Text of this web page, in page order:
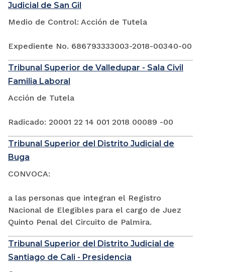
Judicial de San Gil
Medio de Control: Acción de Tutela
Expediente No. 686793333003-2018-00340-00
Tribunal Superior de Valledupar - Sala Civil
Familia Laboral
Acción de Tutela
Radicado: 20001 22 14 001 2018 00089 -00
Tribunal Superior del Distrito Judicial de
Buga
CONVOCA:
a las personas que integran el Registro
Nacional de Elegibles para el cargo de Juez
Quinto Penal del Circuito de Palmira.
Tribunal Superior del Distrito Judicial de
Santiago de Cali - Presidencia